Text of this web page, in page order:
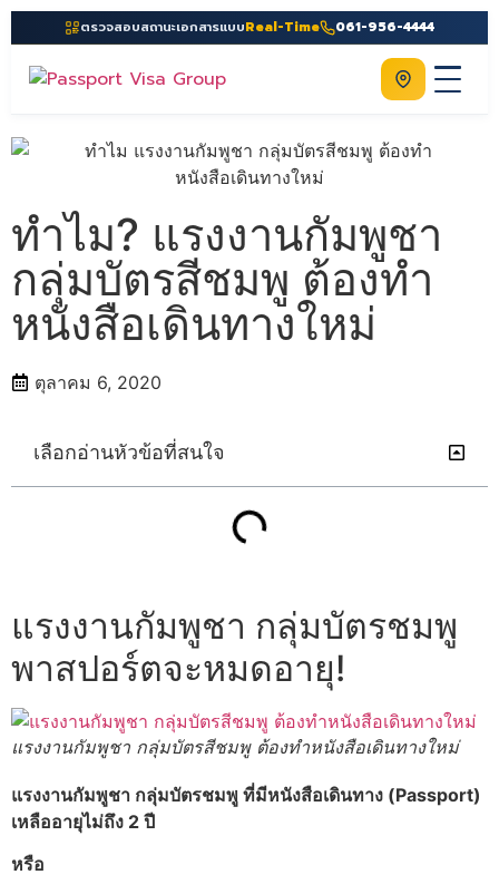
ตรวจสอบสถานะเอกสารแบบReal-Time 061-956-4444
Home
บริการ
คู่มือ
ความรู้
ประเทศ
ติดต่อเรา
ทำไม? แรงงานกัมพูชา
กลุ่มบัตรสีชมพู ต้องทำ
หนังสือเดินทางใหม่
ตุลาคม 6, 2020
เลือกอ่านหัวข้อที่สนใจ
แรงงานกัมพูชา กลุ่มบัตรชมพู
พาสปอร์ตจะหมดอายุ!
แรงงานกัมพูชา กลุ่มบัตรสีชมพู ต้องทำหนังสือเดินทางใหม่
แรงงานกัมพูชา กลุ่มบัตรชมพู ที่มีหนังสือเดินทาง (Passport)
เหลืออายุไม่ถึง 2 ปี
หรือ